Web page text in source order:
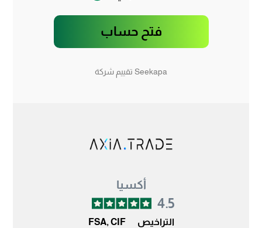
فتح حساب
Seekapa تقييم شركة
أكسيا
4.5
التراخيص FSA, CIF